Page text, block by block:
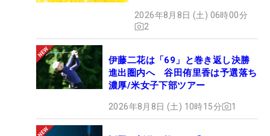
2026年8月8日 (土) 06時00分
2
伊藤二花は「69」と巻き返し決勝
進出圏内へ 谷田侑里香は予選落ち
濃厚/米女子下部ツアー
2026年8月8日 (土) 10時15分 1